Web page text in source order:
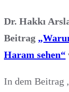
Dr. Hakkı
Beitrag
Haram sehen“
In dem Beitrag